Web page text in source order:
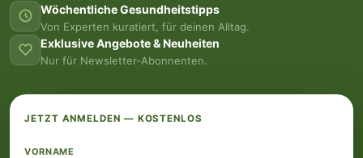
Wöchentliche Gesundheitstipps
Von Experten kuratiert, für deinen Alltag.
Exklusive Angebote & Neuheiten
Nur für Newsletter-Abonnenten.
JETZT ANMELDEN — KOSTENLOS
VORNAME